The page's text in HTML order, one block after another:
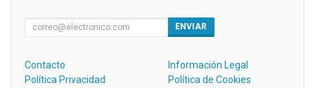
ENVIAR
Contacto
Información Legal
Política Privacidad
Política de Cookies